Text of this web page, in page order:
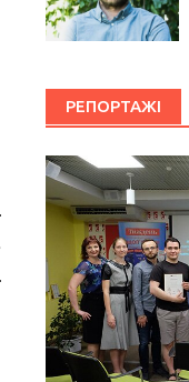
РЕПОРТАЖІ